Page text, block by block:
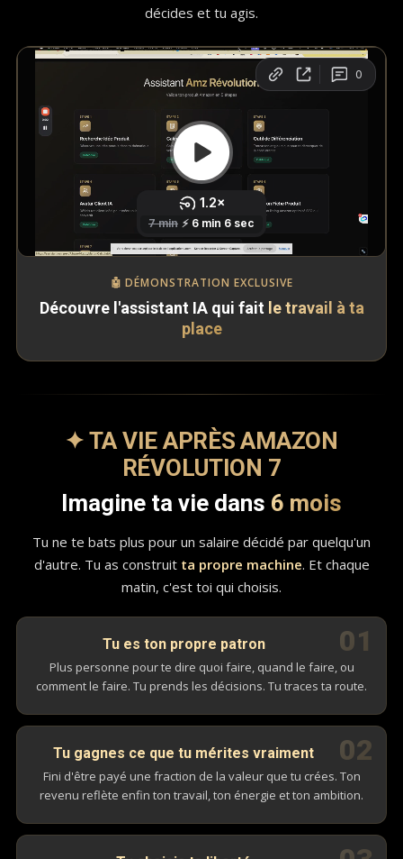
décides et tu agis.
🤖 DÉMONSTRATION EXCLUSIVE
Découvre l'assistant IA qui fait le travail à ta
place
✦ TA VIE APRÈS AMAZON
RÉVOLUTION 7
Imagine ta vie dans 6 mois
Tu ne te bats plus pour un salaire décidé par quelqu'un
d'autre. Tu as construit ta propre machine. Et chaque
matin, c'est toi qui choisis.
01
Tu es ton propre patron
Plus personne pour te dire quoi faire, quand le faire, ou
comment le faire. Tu prends les décisions. Tu traces ta route.
02
Tu gagnes ce que tu mérites vraiment
Fini d'être payé une fraction de la valeur que tu crées. Ton
revenu reflète enfin ton travail, ton énergie et ton ambition.